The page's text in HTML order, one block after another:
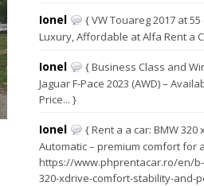
Ionel
{ VW Touareg 2017 at
Luxury, Affordable at Alfa Rent a
Ionel
{ Business Class and
Jaguar F-Pace 2023 (AWD) –
Price... }
Ionel
{ Rent a a car: BMW 320
Automatic – premium comfort for
https://www.phprentacar.ro/en/
320-xdrive-comfort-stability-and-